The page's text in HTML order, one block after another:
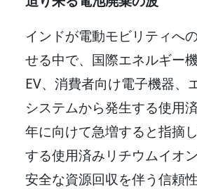
インドが電動モビリティへ
せる中で、国際エネルギー
EV、消費者向け電子機器、
システムから発生する使用
年に向けて急増すると指摘
する使用済みリチウムイオン
安全な資源回収を伴う信頼